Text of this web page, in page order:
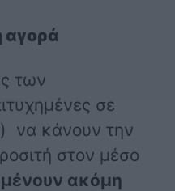
αγορά
των
σε
να κάνουν την
στον μέσο
ακόμη